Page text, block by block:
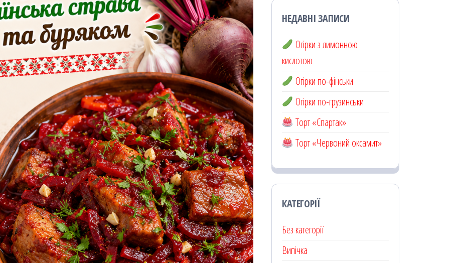
НЕДАВНІ ЗАПИСИ
Огірки з лимонною
кислотою
Огірки по-фінськи
Огірки по-грузинськи
Торт «Спартак»
Торт «Червоний оксамит»
КАТЕГОРІЇ
Без категорії
Випічка